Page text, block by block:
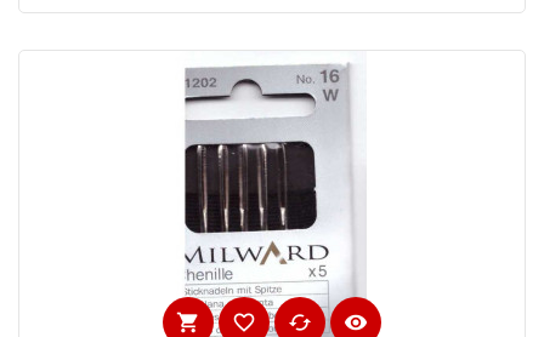
shopping_cart favorite_border cached visibility